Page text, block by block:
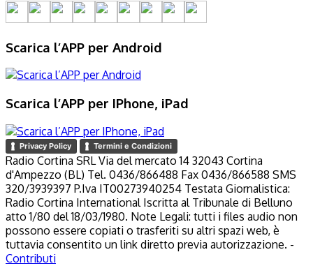
Scarica l’APP per Android
Scarica l’APP per IPhone, iPad
Privacy Policy Termini e Condizioni
Radio Cortina SRL Via del mercato 14 32043 Cortina
d'Ampezzo (BL) Tel. 0436/866488 Fax 0436/866588 SMS
320/3939397 P.Iva IT00273940254 Testata Giornalistica:
Radio Cortina International Iscritta al Tribunale di Belluno
atto 1/80 del 18/03/1980. Note Legali: tutti i files audio non
possono essere copiati o trasferiti su altri spazi web, è
tuttavia consentito un link diretto previa autorizzazione. -
Contributi